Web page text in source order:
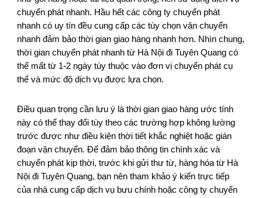
chuyển phát nhanh. Hầu hết các công ty chuyển phát
nhanh có uy tín đều cung cấp các tùy chọn vận chuyển
nhanh đảm bảo thời gian giao hàng nhanh hơn. Nhìn chung,
thời gian chuyển phát nhanh từ Hà Nội đi Tuyên Quang có
thể mất từ 1-2 ngày tùy thuộc vào đơn vị chuyển phát cụ
thể và mức độ dịch vụ được lựa chọn.
Điều quan trọng cần lưu ý là thời gian giao hàng ước tính
này có thể thay đổi tùy theo các trường hợp không lường
trước được như điều kiện thời tiết khắc nghiệt hoặc gián
đoạn vận chuyển. Để đảm bảo thông tin chính xác và
chuyển phát kịp thời, trước khi gửi thư từ, hàng hóa từ Hà
Nội đi Tuyên Quang, bạn nên tham khảo ý kiến trực tiếp
của nhà cung cấp dịch vụ bưu chính hoặc công ty chuyển